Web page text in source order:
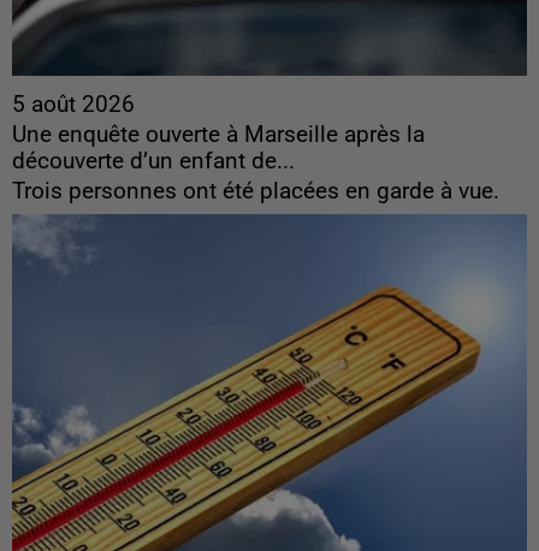
5 août 2026
Une enquête ouverte à Marseille après la
découverte d’un enfant de...
Trois personnes ont été placées en garde à vue.